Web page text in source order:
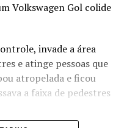
Volkswagen Gol colide
invade a área
e atinge pessoas que
atropelada e ficou
a faixa de pedestres